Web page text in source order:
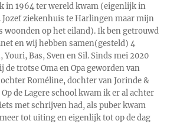
in 1964 ter wereld kwam (eigenlijk in
Jozef ziekenhuis te Harlingen maar mijn
woonden op het eiland). Ik ben getrouwd
en wij hebben samen(gesteld) 4
Youri, Bas, Sven en Sil. Sinds mei 2020
de trotse Oma en Opa geworden van
Roméline, dochter van Jorinde &
de Lagere school kwam ik er al achter
met schrijven had, als puber kwam
tot uiting en eigenlijk tot op de dag